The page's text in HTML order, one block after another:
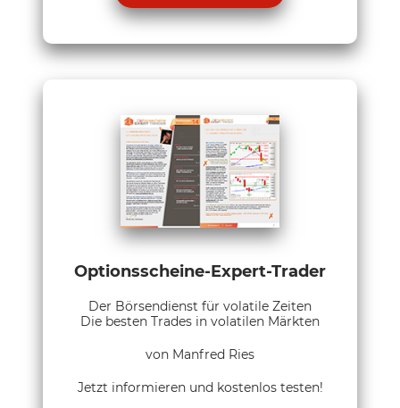
Optionsscheine-Expert-Trader
Der Börsendienst für volatile Zeiten
Die besten Trades in volatilen Märkten
von Manfred Ries
Jetzt informieren und kostenlos testen!